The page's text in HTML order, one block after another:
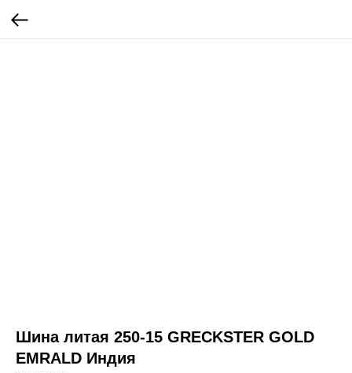
Шина литая 250-15 GRECKSTER GOLD
EMRALD Индия